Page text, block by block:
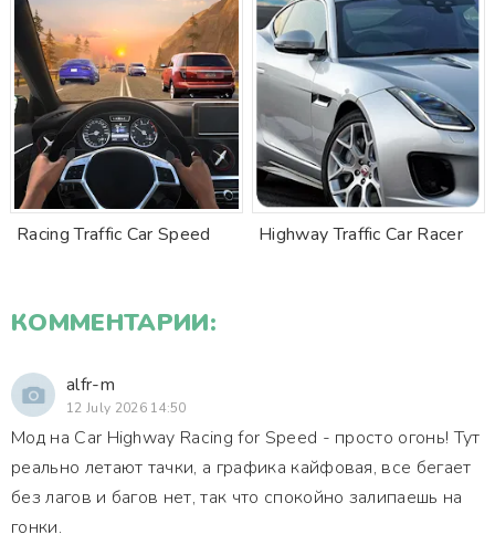
Racing Traffic Car Speed Highway Traffic Car Racer
КОММЕНТАРИИ:
alfr-m
12 July 2026 14:50
Мод на Car Highway Racing for Speed - просто огонь! Тут
реально летают тачки, а графика кайфовая, все бегает
без лагов и багов нет, так что спокойно залипаешь на
гонки.